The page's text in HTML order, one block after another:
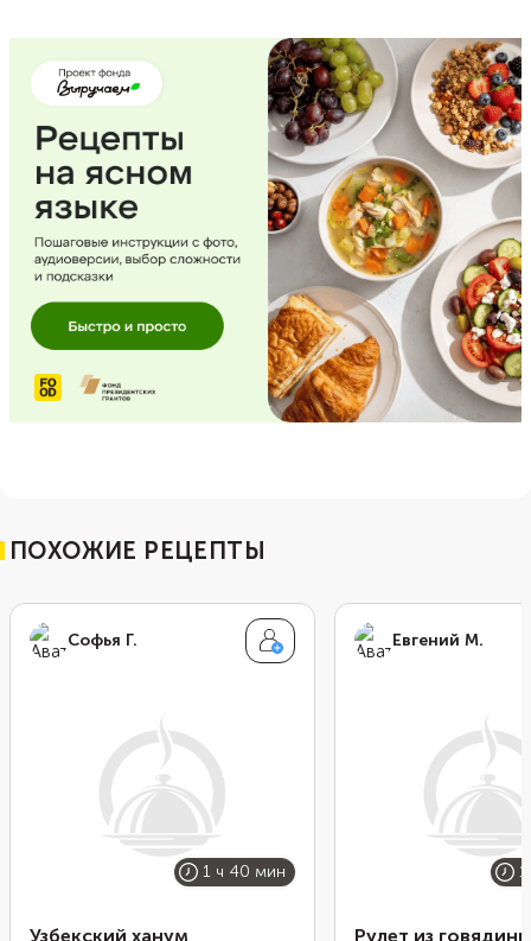
ПОХОЖИЕ РЕЦЕПТЫ
Софья Г.
1 ч 40 мин
Узбекский ханум
Евгений М.
Рулет из